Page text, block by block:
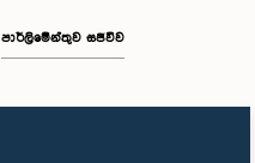
පාර්ලිමේන්තුව සජීවීව